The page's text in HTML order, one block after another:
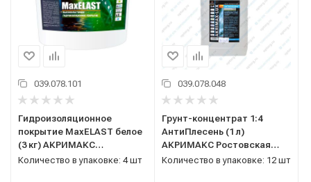
039.078.101
Гидроизоляционное
покрытие MaxELAST белое
(3 кг) АКРИМАКС
Ростовская область
Количество в упаковке: 4 шт
039.078.048
Грунт-концентрат 1:4
АнтиПлесень (1 л)
АКРИМАКС Ростовская
область
Количество в упаковке: 12 шт